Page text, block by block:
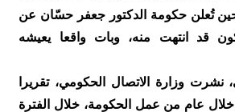
وحين تُعلن حكومة الدكتور جعفر حسّان عن
قد انتهت منه، وبات واقعا يعيشه
وزارة الاتصال الحكومي، تقريرا
عام من عمل الحكومة، خلال الفترة